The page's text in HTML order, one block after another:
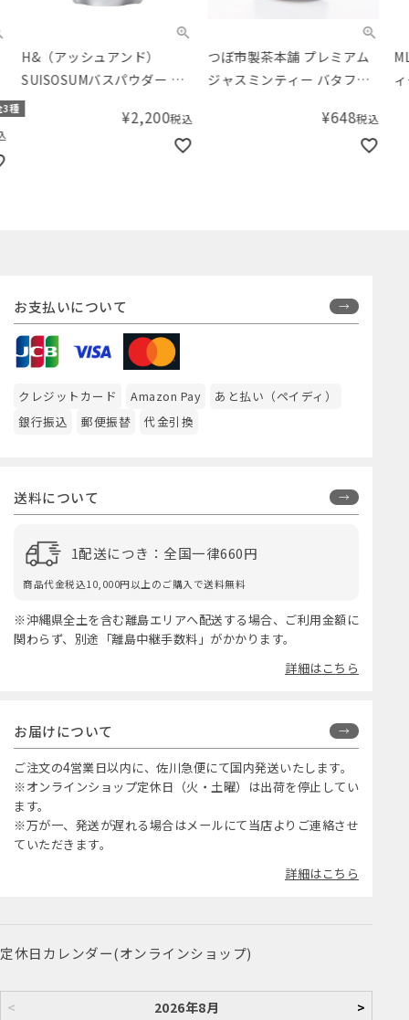
H&（アッシュアンド）
SUISOSUMバスパウダー ラ
ベンダーの香り
2,200税込
つぼ市製茶本舗 プレミアム
ジャスミンティー バタフラ
648税込
ィ
お支払いについて
クレジットカード Amazon Pay
あと払い（ペイディ）
銀行振込
郵便振替 代金引換
送料について
1配送につき：全国一律660円
商品代金税込10,000円以上のご購入で送料無料
※沖縄県全土を含む離島エリアへ配送する場合、ご利用金額に
関わらず、別途「離島中継手数料」がかかります。
詳細はこちら
お届けについて
ご注文の4営業日以内に、佐川急便にて国内発送いたします。
※オンラインショップ定休日（火・土曜）は出荷を停止してい
ます。
※万が一、発送が遅れる場合はメールにて当店よりご連絡させ
ていただきます。
詳細はこちら
定休日カレンダー(オンラインショップ)
< 2026年8月 >